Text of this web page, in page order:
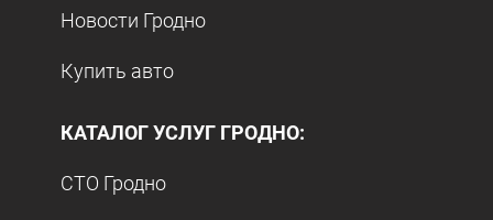
Новости Гродно
Купить авто
КАТАЛОГ УСЛУГ ГРОДНО:
СТО Гродно